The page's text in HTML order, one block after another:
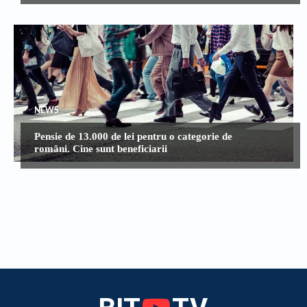
NEWS
Pensie de 13.000 de lei pentru o categorie de
români. Cine sunt beneficiarii